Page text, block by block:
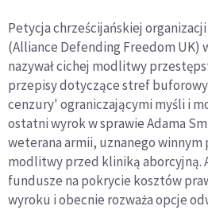
Petycja chrześcijańskiej
(Alliance Defending Freedom UK)
nazywał cichej modlitwy
przepisy dotyczące stref
cenzury' ograniczającymi myśli i
ostatni wyrok w sprawie Adama
weterana armii, uznanego winnym
modlitwy przed kliniką aborcyjną.
fundusze na pokrycie kosztów
wyroku i obecnie rozważa opcje